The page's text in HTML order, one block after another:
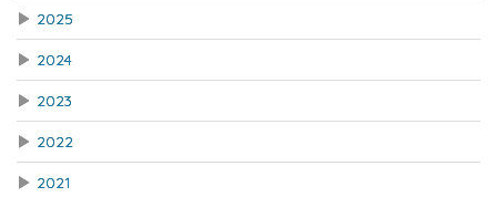
▶ 2025
▶ 2024
▶ 2023
▶ 2022
▶ 2021